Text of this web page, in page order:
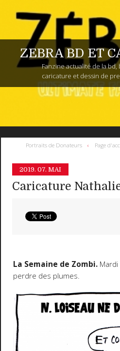
ZEBRA BD ET
Fanzine actualité de la
caricature et dessin de
Portraits de Donateurs Page
2019. 07. MAI
Caricature
La Semaine de Zombi.Mardi
perdre des plumes.